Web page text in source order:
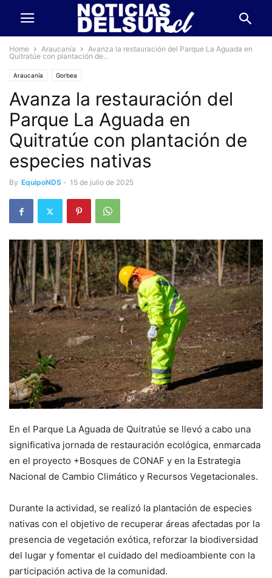
Home Araucanía
Avanza la restauración del Parque La Aguada en
Quitratúe con plantación de...
Araucanía Gorbea
Avanza la restauración del
Parque La Aguada en
Quitratúe con plantación de
especies nativas
By EquipoNDS - 15 de julio de 2025
En el Parque La Aguada de Quitratúe se llevó a cabo una
significativa jornada de restauración ecológica, enmarcada
en el proyecto +Bosques de CONAF y en la Estrategia
Nacional de Cambio Climático y Recursos Vegetacionales.
Durante la actividad, se realizó la plantación de especies
nativas con el objetivo de recuperar áreas afectadas por la
presencia de vegetación exótica, reforzar la biodiversidad
del lugar y fomentar el cuidado del medioambiente con la
participación activa de la comunidad.